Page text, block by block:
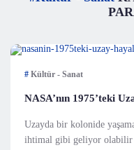
# Kültür - Sanat
NASA’nın 1975’teki
Uzayda bir kolonide
ihtimal gibi geliyor olabilir